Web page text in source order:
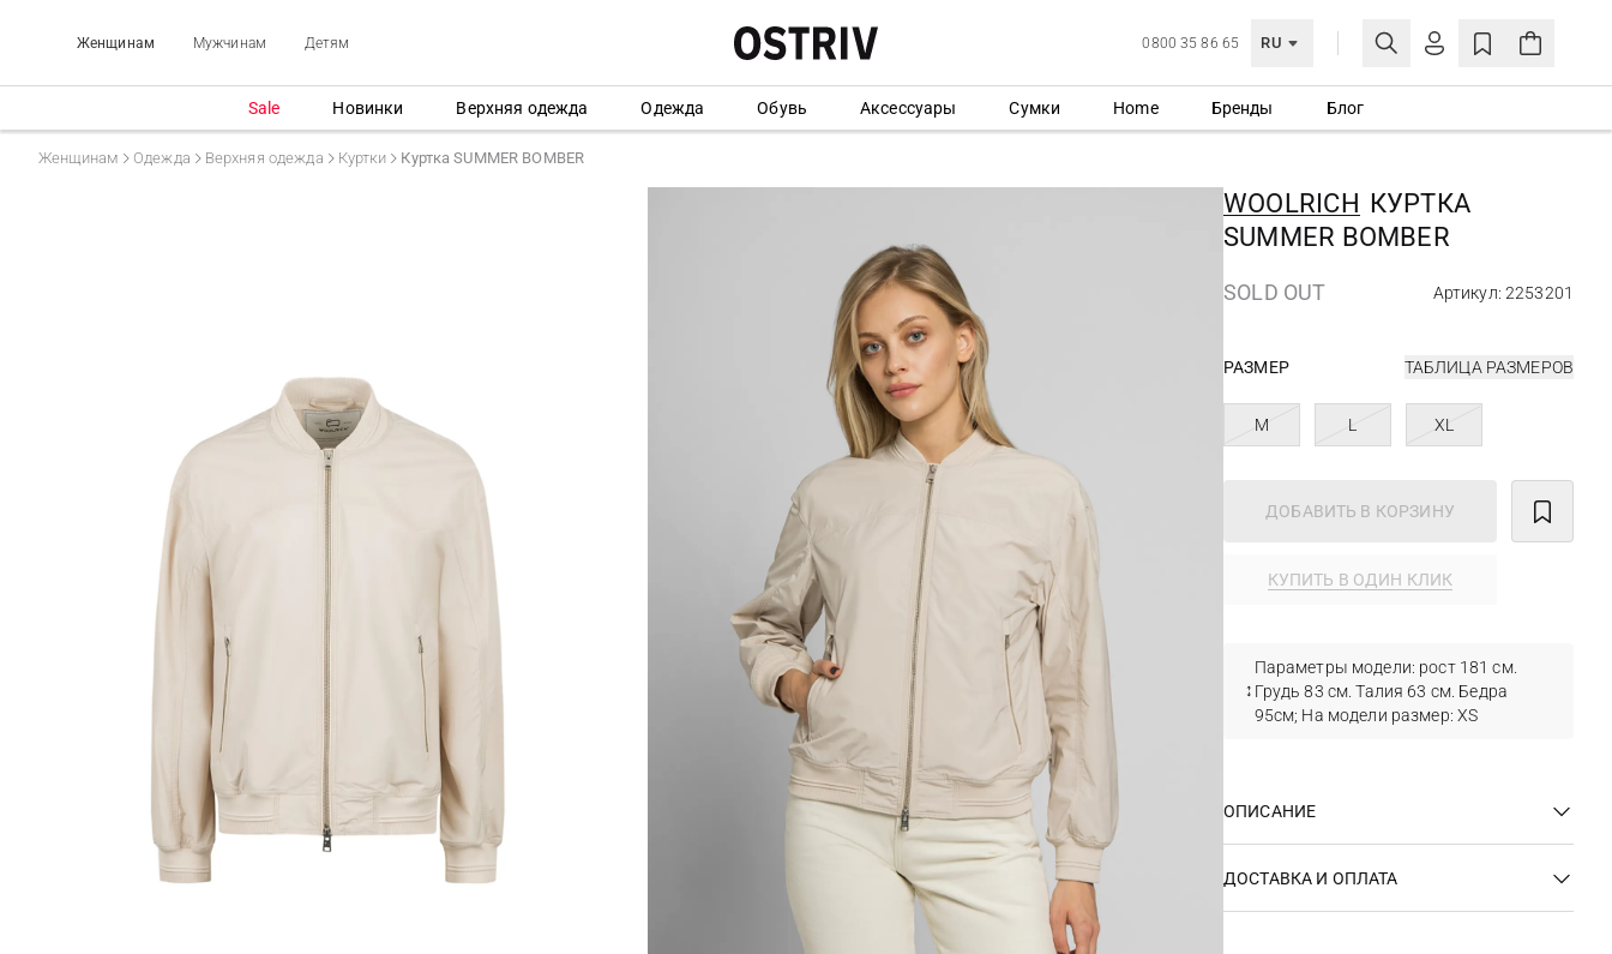
Женщинам Мужчинам Детям 0800 35 86 65 RU
ЛИЧНЫЙ КАБИНЕТ
Еще не зарегистрированы?
СОЗДАТЬ УЧЕТНУЮ ЗАПИСЬ
Sale Новинки Верхняя одежда Одежда Обувь Аксессуары Сумки Home Бренды Блог
Женщинам Одежда Верхняя одежда Куртки Куртка SUMMER BOMBER
WOOLRICH КУРТКА
SUMMER BOMBER
SOLD OUT Артикул: 2253201
РАЗМЕР ТАБЛИЦА РАЗМЕРОВ
M L XL
ДОБАВИТЬ В КОРЗИНУ
КУПИТЬ В ОДИН КЛИК
Параметры модели: рост 181 см.
Грудь 83 см. Талия 63 см. Бедра
95см; На модели размер: XS
ОПИСАНИЕ
ДОСТАВКА И ОПЛАТА